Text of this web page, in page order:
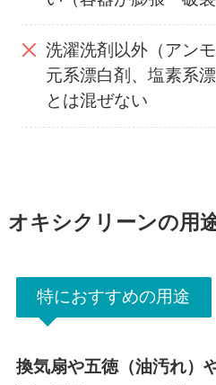
洗濯洗剤以外（アン
元系漂白剤、塩素系
とは混ぜない
オキシクリーンの用
特におすすめの用途
換気扇や五徳（油汚れ）